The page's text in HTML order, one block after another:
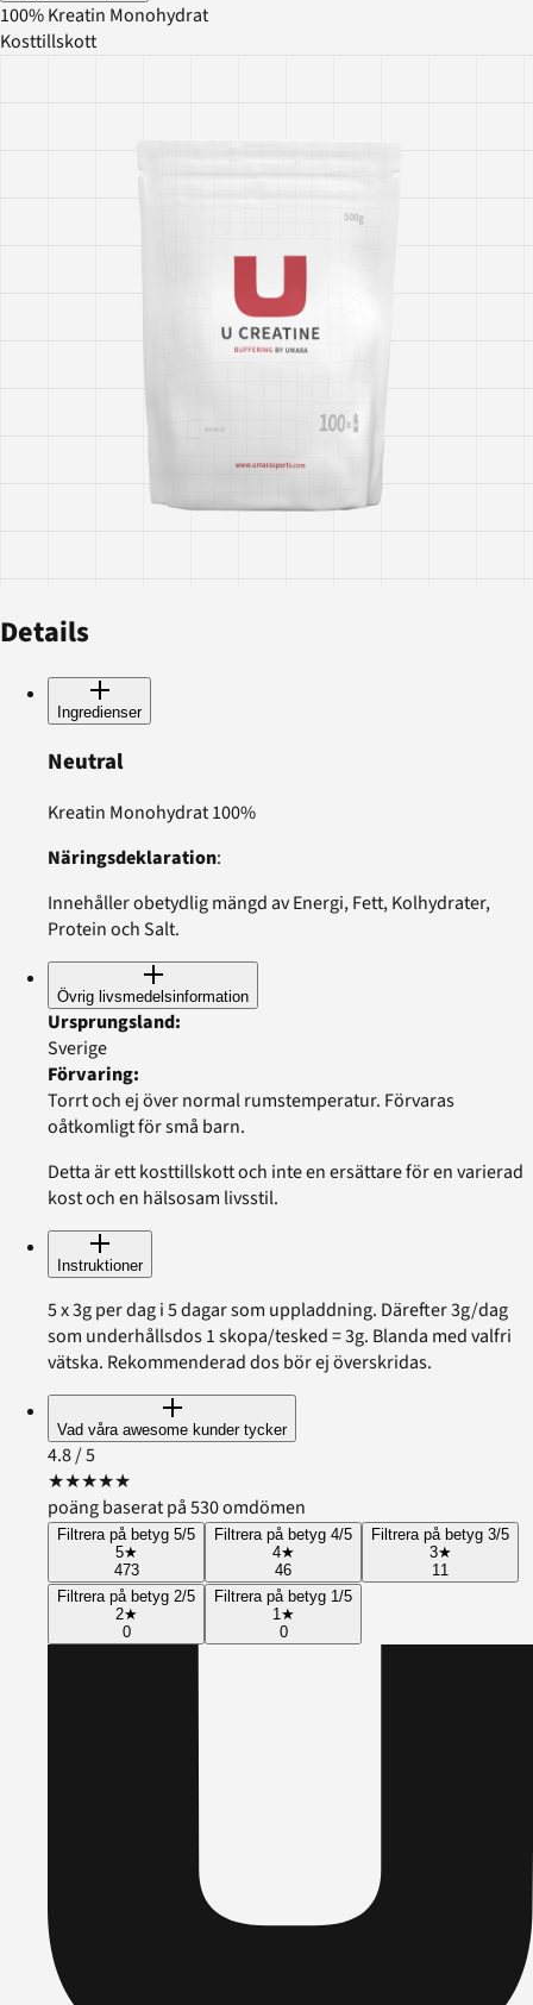
100% Kreatin Monohydrat
Kosttillskott
Details
Ingredienser
Neutral
Kreatin Monohydrat 100%
Näringsdeklaration:
Innehåller obetydlig mängd av Energi, Fett, Kolhydrater,
Protein och Salt.
Övrig livsmedelsinformation
Ursprungsland:
Sverige
Förvaring:
Torrt och ej över normal rumstemperatur. Förvaras
oåtkomligt för små barn.
Detta är ett kosttillskott och inte en ersättare för en varierad
kost och en hälsosam livsstil.
Instruktioner
5 x 3g per dag i 5 dagar som uppladdning. Därefter 3g/dag
som underhållsdos 1 skopa/tesked = 3g. Blanda med valfri
vätska. Rekommenderad dos bör ej överskridas.
Vad våra awesome kunder tycker
4.8/ 5
★★★★★
poäng baserat på 530 omdömen
Filtrera på betyg 5/5
5★
473
Filtrera på betyg 4/5
4★
46
Filtrera på betyg 3/5
3★
11
Filtrera på betyg 2/5
2★
0
Filtrera på betyg 1/5
1★
0